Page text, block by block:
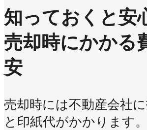
知っておくと安
売却時にかかる
安
売却時には不動産会社
と印紙代がかかります。